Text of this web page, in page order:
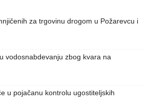
za trgovinu drogom u Požarevcu i
vodosnabdevanju zbog kvara na
u pojačanu kontrolu ugostiteljskih